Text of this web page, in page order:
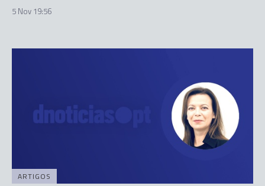
5 Nov 19:56
ARTIGOS